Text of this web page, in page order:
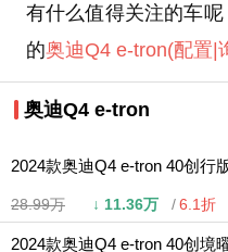
有什么值得关注的车
的奥迪Q4 e-tron(配置|
奥迪Q4 e-tron
2024款奥迪Q4 e-tron 40创行
28.99万 ↓ 11.36万 6.1折
2024款奥迪Q4 e-tron 40创境